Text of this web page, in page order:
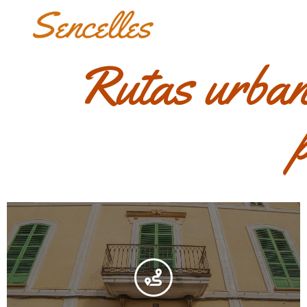
Rutas
Sencelles: pasos por la arquitectura
civil